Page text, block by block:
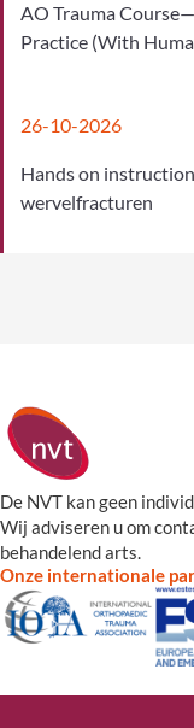
AO Trauma
Practice (With
26-10-2026
Hands on
wervelfracturen
De NVT kan geen
Wij adviseren u om
behandelend arts.
Onze internationale